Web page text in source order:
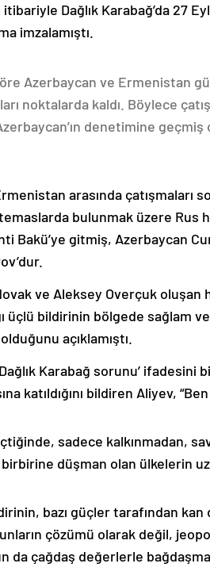
itibariyle Dağlık Karabağ’da 27
imzalamıştı.
Azerbaycan ve Ermenistan
noktalarda kaldı. Böylece
denetimine geçmiş
arasında çatışmaları
bulunmak üzere Rus
Bakü’ye gitmiş, Azerbaycan
ve Aleksey Overçuk
üçlü bildirinin bölgede sağlam
açıklamıştı.
Karabağ sorunu’ ifadesini
katıldığını bildiren Aliyev,
sadece kalkınmadan,
birbirine düşman olan ülkelerin
bazı güçler tarafından
çözümü olarak değil,
da çağdaş değerlerle